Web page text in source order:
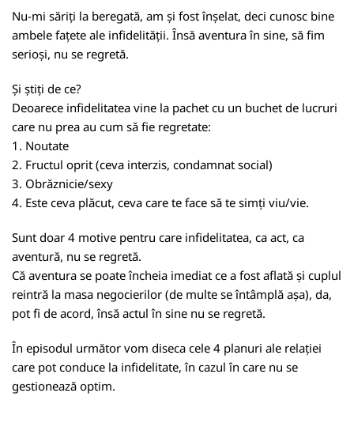
Nu-mi săriți la beregată, am și fost înșelat, deci cunosc bine
ambele fațete ale infidelității. Însă aventura în sine, să fim
serioși, nu se regretă.
Și știți de ce?
Deoarece infidelitatea vine la pachet cu un buchet de lucruri
care nu prea au cum să fie regretate:
1. Noutate
2. Fructul oprit (ceva interzis, condamnat social)
3. Obrăznicie/sexy
4. Este ceva plăcut, ceva care te face să te simți viu/vie.
Sunt doar 4 motive pentru care infidelitatea, ca act, ca
aventură, nu se regretă.
Că aventura se poate încheia imediat ce a fost aflată și cuplul
reintră la masa negocierilor (de multe se întâmplă așa), da,
pot fi de acord, însă actul în sine nu se regretă.
În episodul următor vom diseca cele 4 planuri ale relației
care pot conduce la infidelitate, în cazul în care nu se
gestionează optim.